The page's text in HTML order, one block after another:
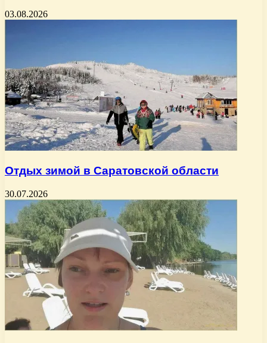
03.08.2026
Отдых зимой в Саратовской области
30.07.2026